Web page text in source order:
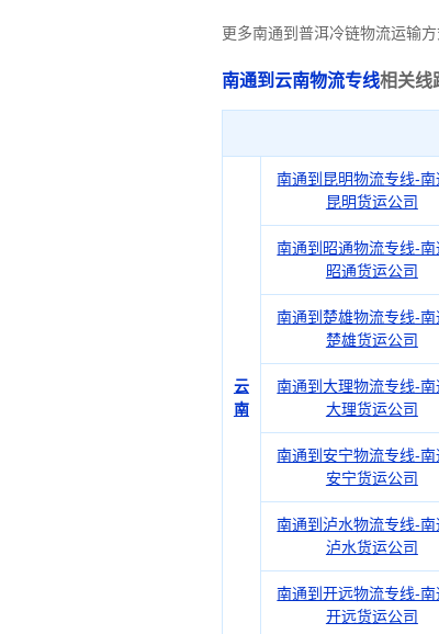
更多南通到普洱冷链物流运输
南通到云南物流专线相关线
云
南
南通到昆明物流专线-南
昆明货运公司
南通到昭通物流专线-南
昭通货运公司
南通到楚雄物流专线-南
楚雄货运公司
南通到大理物流专线-南
大理货运公司
南通到安宁物流专线-南
安宁货运公司
南通到泸水物流专线-南
泸水货运公司
南通到开远物流专线-南
开远货运公司